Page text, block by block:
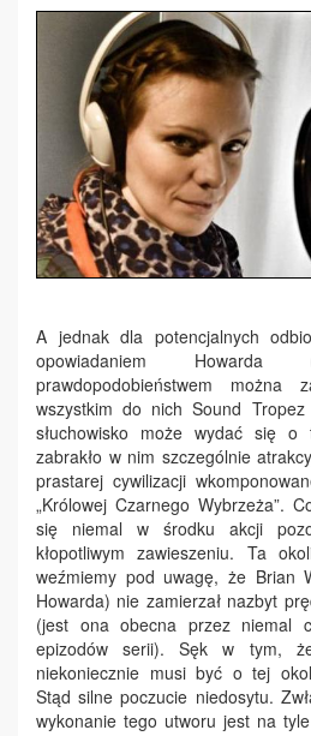
A jednak dla potencjalnych
opowiadaniem
prawdopodobieństwem
wszystkim do nich Sound
słuchowisko może wydać się o
zabrakło w nim szczególnie
prastarej cywilizacji
„Królowej Czarnego Wybrzeża”.
się niemal w środku akcji
kłopotliwym zawieszeniu. Ta
weźmiemy pod uwagę, że Brian
Howarda) nie zamierzał nazbyt
(jest ona obecna przez niemal
epizodów serii). Sęk w tym, że
niekoniecznie musi być o tej
Stąd silne poczucie niedosytu.
wykonanie tego utworu jest na